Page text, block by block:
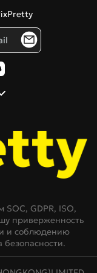
SOC, GDPR, ISO,
приверженность
и соблюдению
безопасности.